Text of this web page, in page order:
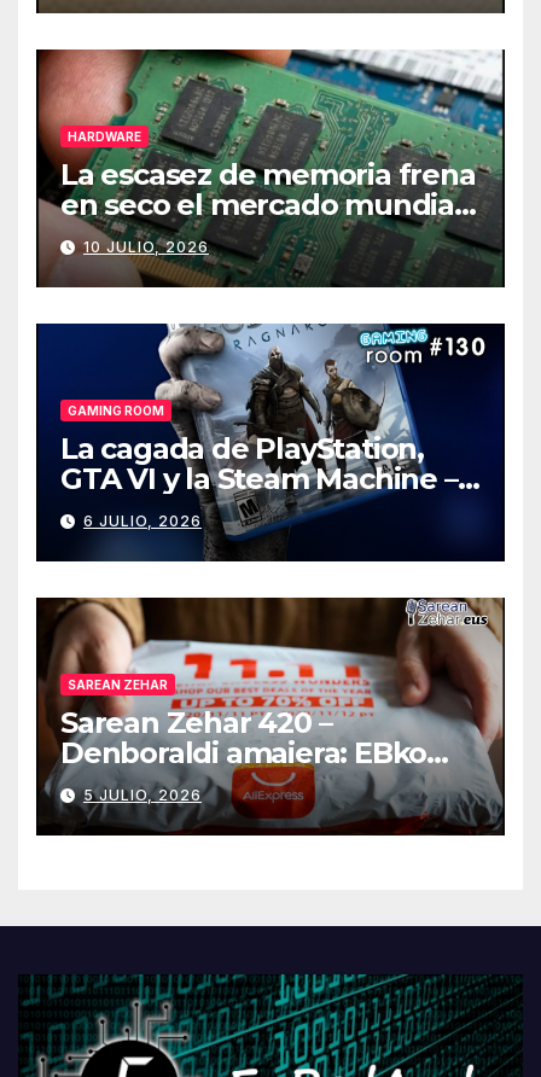
HARDWARE
La escasez de memoria frena
en seco el mercado mundial
de PCs
10 JULIO, 2026
GAMING ROOM
La cagada de PlayStation,
GTA VI y la Steam Machine –
Gaming Room #130
6 JULIO, 2026
SAREAN ZEHAR
Sarean Zehar 420 –
Denboraldi amaiera: EBko
muga-zerga berriak
AliExpressi, AEBetako AAren
kontrola, Googleri behin
PlayStationeko bideojoko
5 JULIO, 2026